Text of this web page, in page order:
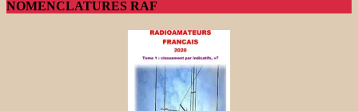
NOMENCLATURES RAF